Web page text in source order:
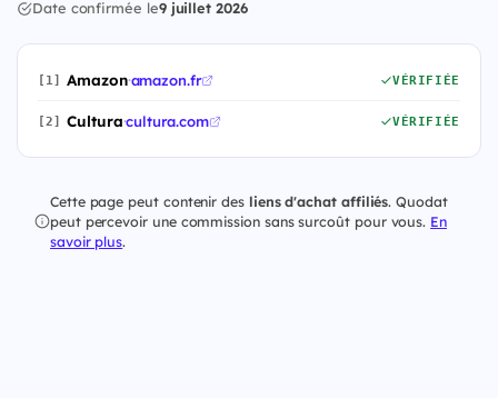
Date confirmée le9 juillet 2026
[1] Amazon·amazon.fr VÉRIFIÉE
[2] Cultura·cultura.com VÉRIFIÉE
Cette page peut contenir des liens d'achat affiliés. Quodat
peut percevoir une commission sans surcoût pour vous. En
savoir plus.